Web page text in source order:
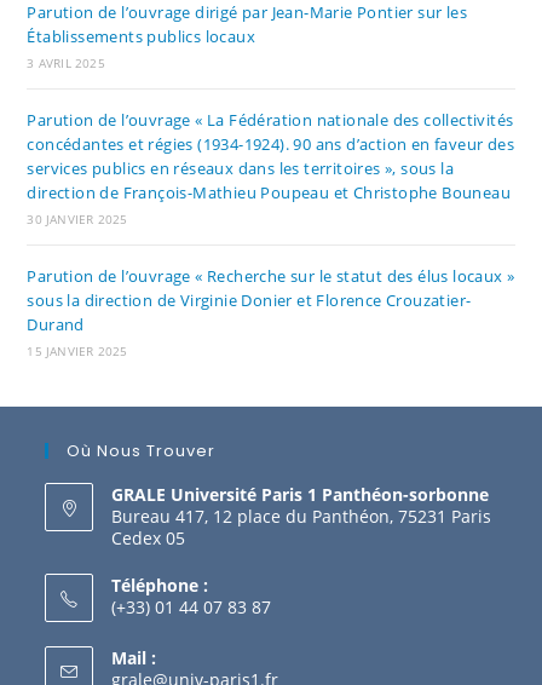
Parution de l’ouvrage dirigé par Jean-Marie Pontier sur les
Établissements publics locaux
3 AVRIL 2025
Parution de l’ouvrage « La Fédération nationale des collectivités
concédantes et régies (1934-1924). 90 ans d’action en faveur des
services publics en réseaux dans les territoires », sous la
direction de François-Mathieu Poupeau et Christophe Bouneau
30 JANVIER 2025
Parution de l’ouvrage « Recherche sur le statut des élus locaux »
sous la direction de Virginie Donier et Florence Crouzatier-
Durand
15 JANVIER 2025
Où Nous Trouver
GRALE Université Paris 1 Panthéon-sorbonne
Bureau 417, 12 place du Panthéon, 75231 Paris
Cedex 05
Téléphone :
(+33) 01 44 07 83 87
Mail :
grale@univ-paris1.fr